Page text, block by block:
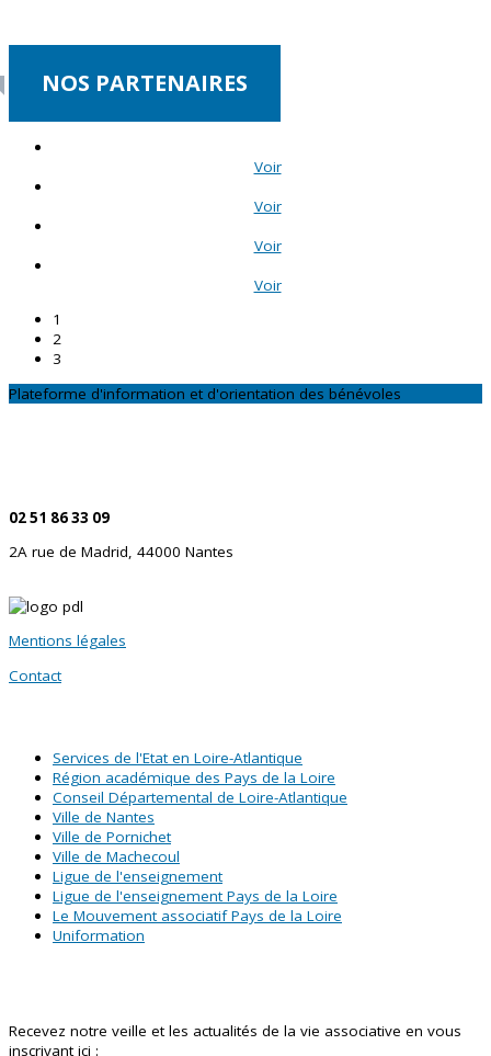
NOS PARTENAIRES
Voir
Voir
Voir
Voir
1
2
3
Plateforme d'information et d'orientation des bénévoles
02 51 86 33 09
2A rue de Madrid, 44000 Nantes
Mentions légales
Contact
Services de l'Etat en Loire-Atlantique
Région académique des Pays de la Loire
Conseil Départemental de Loire-Atlantique
Ville de Nantes
Ville de Pornichet
Ville de Machecoul
Ligue de l'enseignement
Ligue de l'enseignement Pays de la Loire
Le Mouvement associatif Pays de la Loire
Uniformation
Recevez notre veille et les actualités de la vie associative en vous
inscrivant ici :